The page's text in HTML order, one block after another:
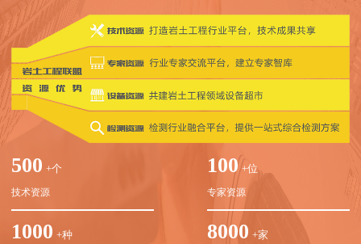
500 +个
技术资源
100 +位
专家资源
1000 +种 8000 +家